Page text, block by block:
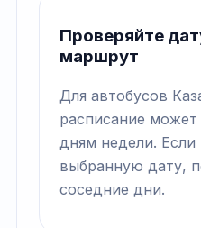
Проверяйте
маршрут
Для автобусов
расписание может
дням недели. Если
выбранную дату,
соседние дни.